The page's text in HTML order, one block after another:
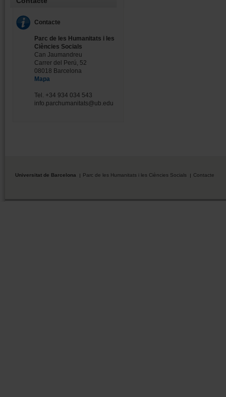
Contacte
Parc de les Humanitats i les
Ciències Socials
Can Jaumandreu
Carrer del Perú, 52
08018 Barcelona
Mapa
Tel. +34 934 034 543
info.parchumanitats@ub.edu
Universitat de Barcelona Parc de les Humanitats i les Ciències Socials Contacte